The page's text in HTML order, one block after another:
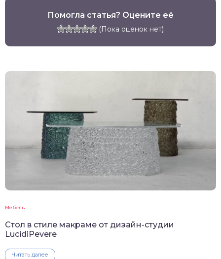
Помогла статья? Оцените её
(Пока оценок нет)
Мебель
Стол в стиле макраме от дизайн-студии
LucidiPevere
Читать далее